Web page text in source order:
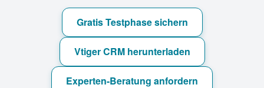
Gratis Testphase sichern
Vtiger CRM herunterladen
Experten-Beratung anfordern